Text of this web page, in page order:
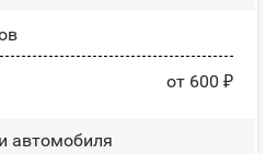
от 600 ₽
автомобиля